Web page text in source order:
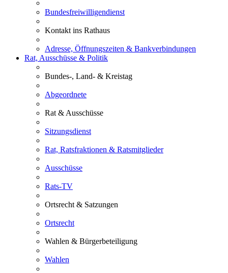
Bundesfreiwilligendienst
Kontakt ins Rathaus
Adresse, Öffnungszeiten & Bankverbindungen
Rat, Ausschüsse & Politik
Bundes-, Land- & Kreistag
Abgeordnete
Rat & Ausschüsse
Sitzungsdienst
Rat, Ratsfraktionen & Ratsmitglieder
Ausschüsse
Rats-TV
Ortsrecht & Satzungen
Ortsrecht
Wahlen & Bürgerbeteiligung
Wahlen